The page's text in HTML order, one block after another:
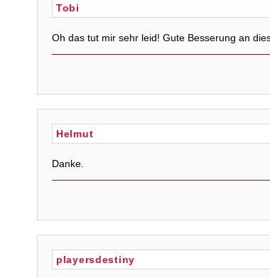
Tobi
Oh das tut mir sehr leid! Gute Besserung an
Helmut
Danke.
playersdestiny